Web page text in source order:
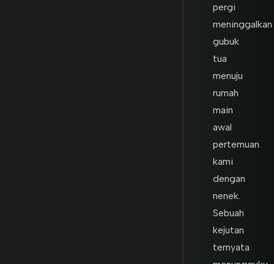
pergi
meninggalkan
gubuk
tua
menuju
rumah
main
awal
pertemuan
kami
dengan
nenek.
Sebuah
kejutan
ternyata